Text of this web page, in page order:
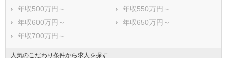
年収500万円～
年収550万円～
年収600万円～
年収650万円～
年収700万円～
人気のこだわり条件から求人を探す